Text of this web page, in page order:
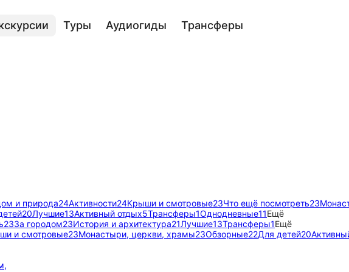
Туры Аудиогиды Трансферы
и природа24Активности24Крыши и смотровые23Что ещё посмотреть23
20Лучшие13Активный отдых5Трансферы1Однодневные11Ещё
23За городом23История и архитектура21Лучшие13Трансферы1Ещё
и смотровые23Монастыри, церкви, храмы23Обзорные22Для детей20